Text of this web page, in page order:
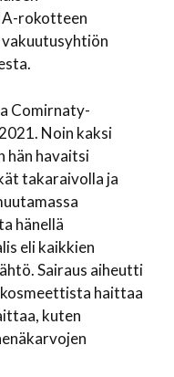
rokotteen
Comirnaty-
Noin kaksi
hän havaitsi
takaraivolla ja
hänellä
eli kaikkien
Sairaus aiheutti
haittaa
kuten